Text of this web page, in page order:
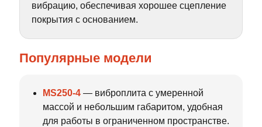
вибрацию, обеспечивая хорошее сцепление
покрытия с основанием.
Популярные модели
MS250-4 — виброплита с умеренной
массой и небольшим габаритом, удобная
для работы в ограниченном пространстве.